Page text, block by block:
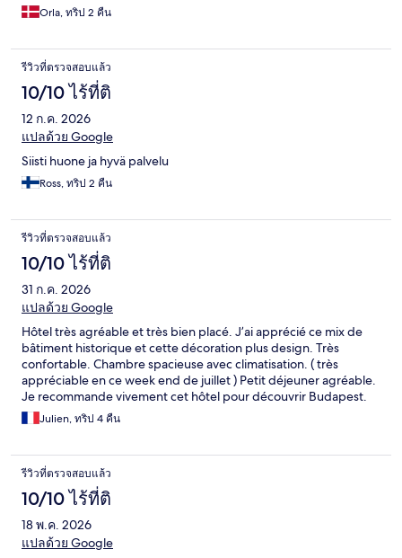
Orla, ทริป 2 คืน
รีวิวที่ตรวจสอบแล้ว
10/10 ไร้ที่ติ
12 ก.ค. 2026
แปลด้วย Google
Siisti huone ja hyvä palvelu
Ross, ทริป 2 คืน
รีวิวที่ตรวจสอบแล้ว
10/10 ไร้ที่ติ
31 ก.ค. 2026
แปลด้วย Google
Hôtel très agréable et très bien placé. J’ai apprécié ce mix de
bâtiment historique et cette décoration plus design. Très
confortable. Chambre spacieuse avec climatisation. ( très
appréciable en ce week end de juillet ) Petit déjeuner agréable.
Je recommande vivement cet hôtel pour découvrir Budapest.
Bon rapport qualité prix.
Julien, ทริป 4 คืน
รีวิวที่ตรวจสอบแล้ว
10/10 ไร้ที่ติ
18 พ.ค. 2026
แปลด้วย Google